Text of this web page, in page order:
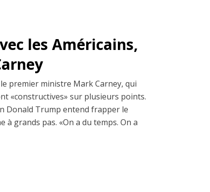
les Américains,
premier ministre Mark Carney, qui
«constructives» sur plusieurs points.
Donald Trump entend frapper le
à grands pas. «On a du temps. On a